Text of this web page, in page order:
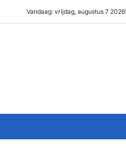
Vandaag: vrijdag, augustus 7 2026